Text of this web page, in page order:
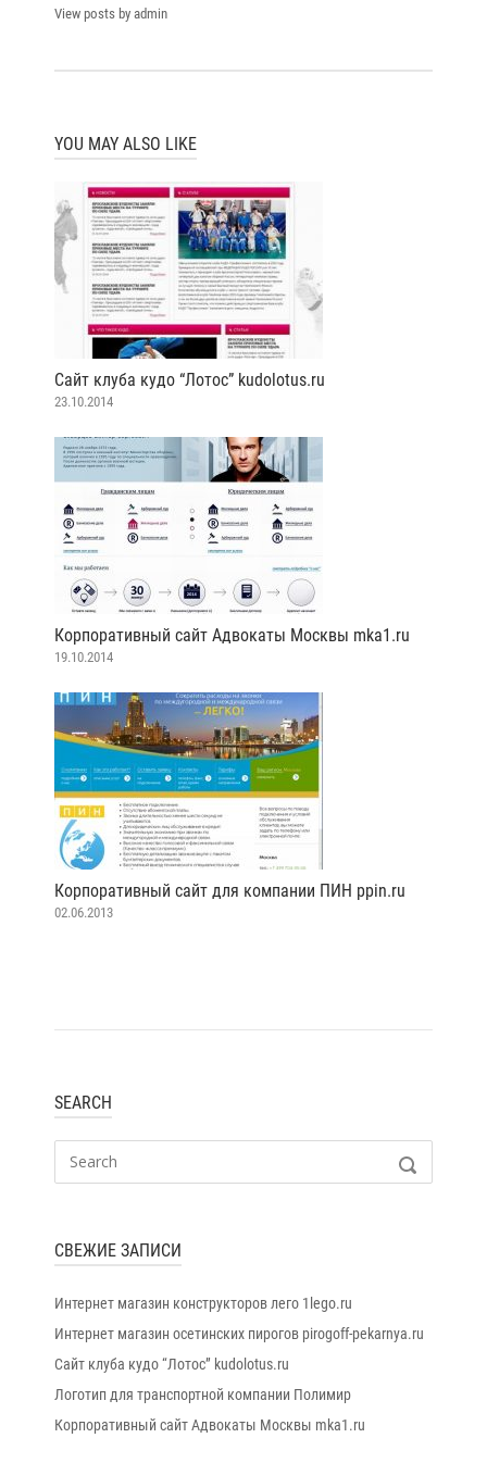
View posts by admin
YOU MAY ALSO LIKE
Сайт клуба кудо “Лотос” kudolotus.ru
23.10.2014
Корпоративный сайт Адвокаты Москвы mka1.ru
19.10.2014
Корпоративный сайт для компании ПИН ppin.ru
02.06.2013
SEARCH
SEARCH
СВЕЖИЕ ЗАПИСИ
Интернет магазин конструкторов лего 1lego.ru
Интернет магазин осетинских пирогов pirogoff-pekarnya.ru
Сайт клуба кудо “Лотос” kudolotus.ru
Логотип для транспортной компании Полимир
Корпоративный сайт Адвокаты Москвы mka1.ru